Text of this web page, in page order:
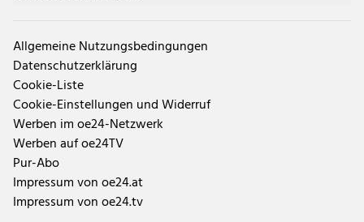
Allgemeine Nutzungsbedingungen
Datenschutzerklärung
Cookie-Liste
Cookie-Einstellungen und Widerruf
Werben im oe24-Netzwerk
Werben auf oe24TV
Pur-Abo
Impressum von oe24.at
Impressum von oe24.tv